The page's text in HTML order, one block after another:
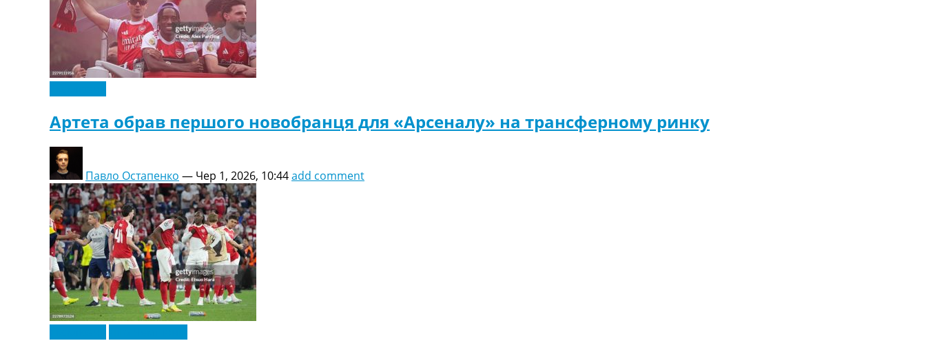
Артета обрав першого новобранця для «Арсеналу» на трансферному ринку
Павло Остапенко — Чер 1, 2026, 10:44add comment